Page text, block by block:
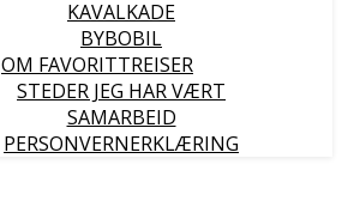
KAVALKADE
BYBOBIL
OM FAVORITTREISER
STEDER JEG HAR VÆRT
SAMARBEID
PERSONVERNERKLÆRING